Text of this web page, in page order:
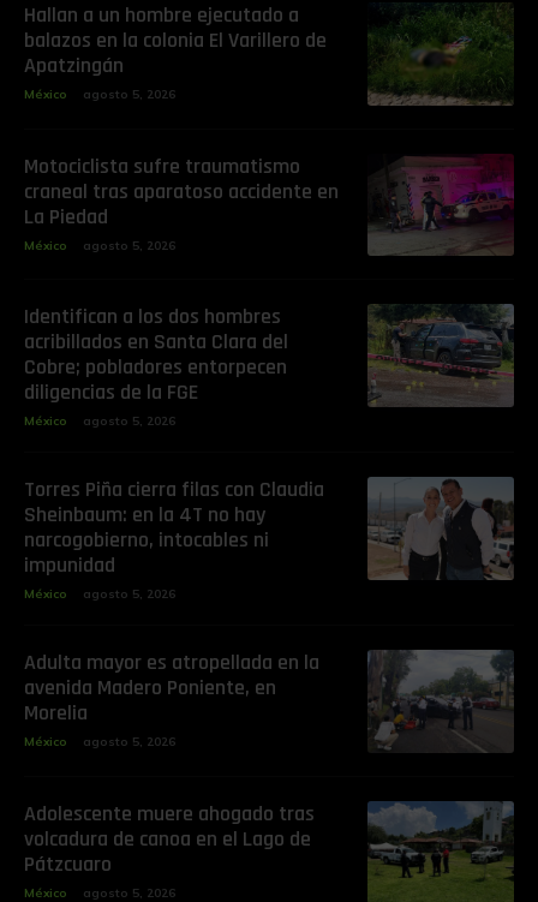
Hallan a un hombre ejecutado a
balazos en la colonia El Varillero de
Apatzingán
México agosto 5, 2026
Motociclista sufre traumatismo
craneal tras aparatoso accidente en
La Piedad
México agosto 5, 2026
Identifican a los dos hombres
acribillados en Santa Clara del
Cobre; pobladores entorpecen
diligencias de la FGE
México agosto 5, 2026
Torres Piña cierra filas con Claudia
Sheinbaum: en la 4T no hay
narcogobierno, intocables ni
impunidad
México agosto 5, 2026
Adulta mayor es atropellada en la
avenida Madero Poniente, en
Morelia
México agosto 5, 2026
Adolescente muere ahogado tras
volcadura de canoa en el Lago de
Pátzcuaro
México agosto 5, 2026